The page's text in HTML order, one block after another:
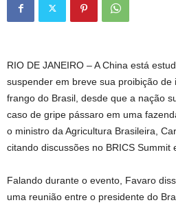
RIO DE JANEIRO – A China está
suspender em breve sua proibição
frango do Brasil, desde que a nação
caso de gripe pássaro em uma
o ministro da Agricultura Brasileira,
citando discussões no BRICS Summit
Falando durante o evento, Favaro
uma reunião entre o presidente do